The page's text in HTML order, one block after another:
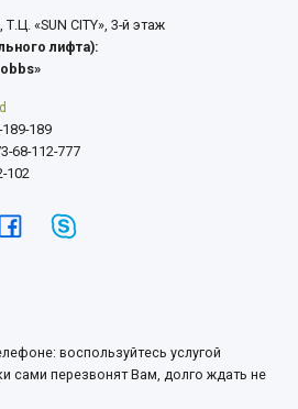
«SUN CITY», 3-й этаж
лифта):
189
68-112-777
102
воспользуйтесь услугой
сами перезвонят Вам, долго ждать не